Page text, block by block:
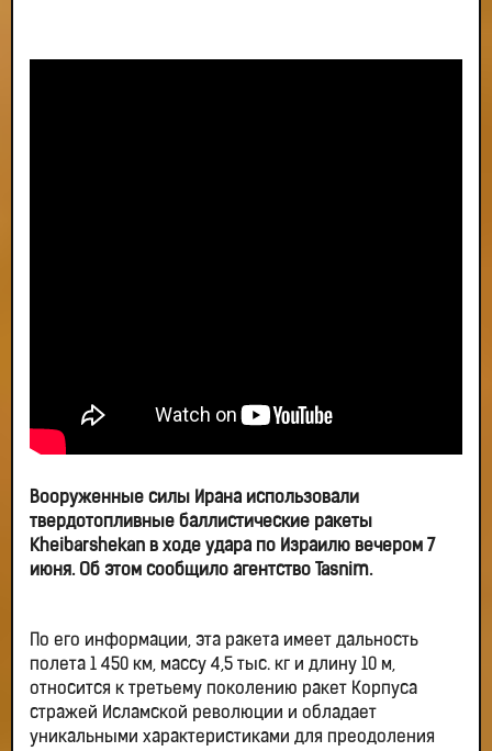
Вооруженные силы Ирана использовали
твердотопливные баллистические ракеты
Kheibarshekan в ходе удара по Израилю вечером 7
июня. Об этом сообщило агентство Tasnim.
По его информации, эта ракета имеет дальность
полета 1 450 км, массу 4,5 тыс. кг и длину 10 м,
относится к третьему поколению ракет Корпуса
стражей Исламской революции и обладает
уникальными характеристиками для преодоления